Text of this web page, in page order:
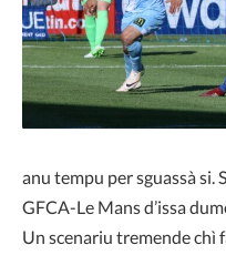
anu tempu per sguassà si.
GFCA-Le Mans d’issa
Un scenariu tremende chì